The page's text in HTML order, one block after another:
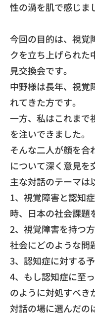
性の渦を肌で感じま
今回の目的は、 視覚
クを立ち上げられた
見交換会です。
中野様は長年、視覚
れてきた方です。
一方、 私はこれまで
を注いできました。
そんな二人が顔を合
について深く意見を
主な対話のテーマは
​1、視覚障害と認知
時、 日本の社会課題
2、視覚障害を持つ
社会にどのような問
3、認知症に対する
4、もし認知症に至
のように対処すべき
対話の場に選んだの